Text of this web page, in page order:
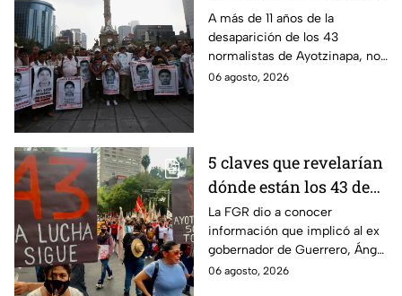
lupa por el caso
Ayotzinapa
A más de 11 años de la
desaparición de los 43
normalistas de Ayotzinapa, no
se ha conocido el paradero de
06 agosto, 2026
5 claves que revelarían
dónde están los 43 de
Ayotzinapa tras
captura de Ángel
Aguirre, ex gobernador
de Guerrero
La FGR dio a conocer
información que implicó al ex
gobernador de Guerrero, Ángel
Aguirre, quien fue detenido
06 agosto, 2026